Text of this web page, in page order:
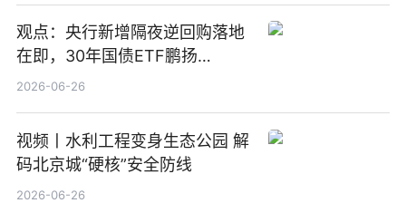
观点：央行新增隔夜逆回购落地
在即，30年国债ETF鹏扬
(511090) 盘中小幅上涨
2026-06-26
视频丨水利工程变身生态公园 解
码北京城“硬核”安全防线
2026-06-26